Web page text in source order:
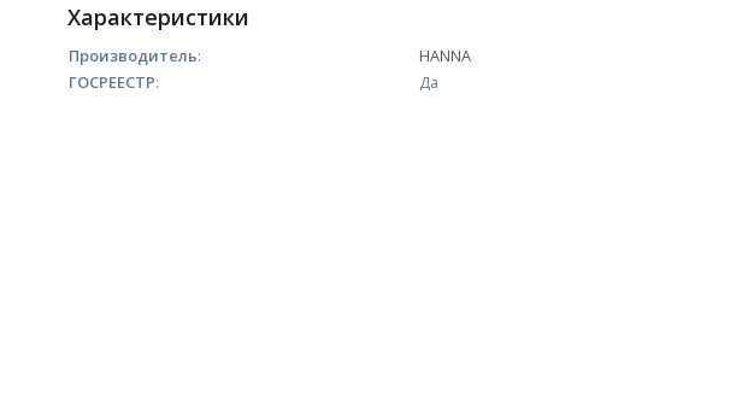
Характеристики
Производитель:
HANNA
ГОСРЕЕСТР: Да